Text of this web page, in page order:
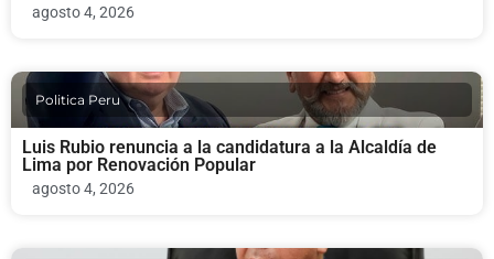
agosto 4, 2026
Politica Peru
Luis Rubio renuncia a la candidatura a la Alcaldía de
Lima por Renovación Popular
agosto 4, 2026